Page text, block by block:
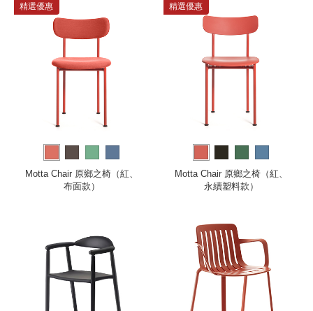
精選優惠
Motta Chair 原鄉之椅（紅、
布面款）
精選優惠
Motta Chair 原鄉之椅（紅、
永續塑料款）